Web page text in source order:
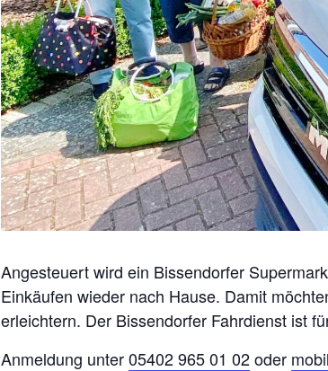
Angesteuert wird ein Bissendorfer
Einkäufen wieder nach Hause. Damit
erleichtern. Der Bissendorfer Fahrdienst ist
Anmeldung unter05402 965 01 02oder